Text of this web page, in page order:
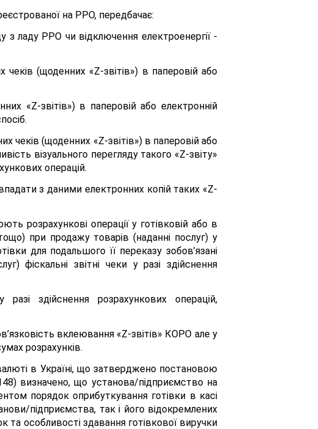
на РРО, передбачає:
з ладу РРО чи відключення електроенергії -
(щоденних «Z-звітів») в паперовій або
«Z-звітів») в паперовій або електронній
чеків (щоденних «Z-звітів») в паперовій або
візуального перегляду такого «Z-звіту»
операцій.
з даними електронних копій таких «Z-
розрахункові операції у готівковій або в
при продажу товарів (наданні послуг) у
для подальшого її переказу зобов’язані
фіскальні звітні чеки у разі здійснення
здійснення розрахункових операцій,
вклеювання «Z-звітів» КОРО але у
розрахунків.
в Україні, що затверджено постановою
визначено, що установа/підприємство на
порядок оприбуткування готівки в касі
підприємства, так і його відокремлених
та особливості здавання готівкової виручки